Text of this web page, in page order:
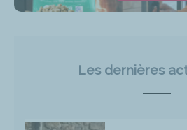
Les dernières